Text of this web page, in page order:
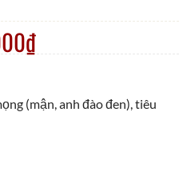
₫
(mận, anh đào đen), tiêu